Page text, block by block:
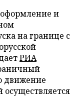
оформление и
на границе с
РИА
движение
осуществляется